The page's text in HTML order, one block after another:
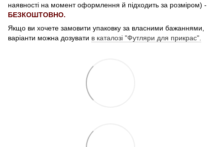
наявності на момент оформлення й підходить за розміром) -
БЕЗКОШТОВНО.
Якщо ви хочете замовити упаковку за власними бажаннями,
варіанти можна дозувати в каталозі "Футляри для прикрас".